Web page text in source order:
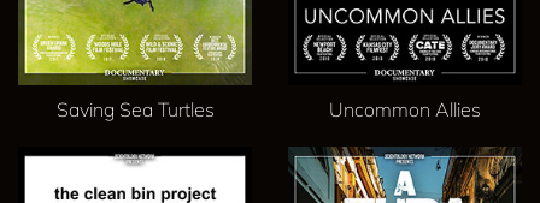
Saving Sea Turtles Uncommon Allies